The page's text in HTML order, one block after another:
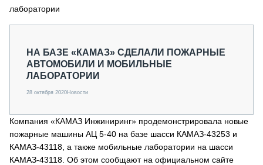
МЕРОПРИЯТИЯ
СТАТЬИ ПО КАТЕГОРИЯМ ТЕХНИКИ
лаборатории
НА БАЗЕ «КАМАЗ» СДЕЛАЛИ ПОЖАРНЫЕ
АВТОМОБИЛИ И МОБИЛЬНЫЕ
ЛАБОРАТОРИИ
28 октября 2020Новости
Компания «КАМАЗ Инжиниринг» продемонстрировала новые
пожарные машины АЦ 5-40 на базе шасси КАМАЗ-43253 и
КАМАЗ-43118, а также мобильные лаборатории на шасси
КАМАЗ-43118. Об этом сообщают на официальном сайте